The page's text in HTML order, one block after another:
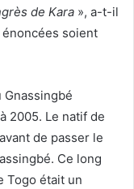
de Kara », a-t-il
soient
Gnassingbé
2005. Le natif de
de passer le
Ce long
Togo était un